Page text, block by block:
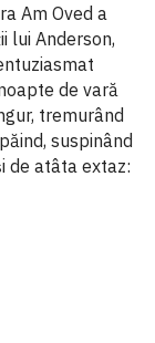
Am Oved a
lui Anderson,
de vară
tremurând
suspinând
de atâta extaz: